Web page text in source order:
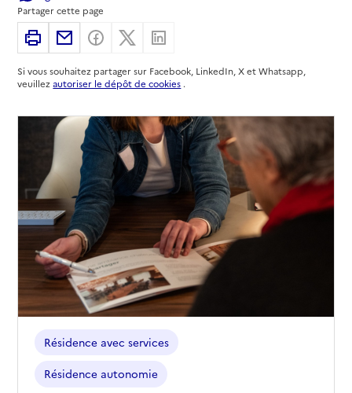
Partager cette page
ImprimerPartager par email
Partager sur Facebook
Partager sur X
Si vous souhaitez partager sur Facebook, LinkedIn, X et Whatsapp,
veuillezautoriser le dépôt de cookies .
Résidence avec services
Résidence autonomie